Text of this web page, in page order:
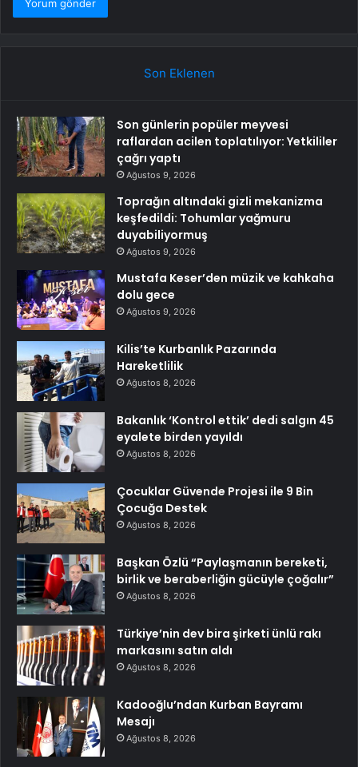
Son Eklenen
Son günlerin popüler meyvesi
raflardan acilen toplatılıyor: Yetkililer
çağrı yaptı
Ağustos 9, 2026
Toprağın altındaki gizli mekanizma
keşfedildi: Tohumlar yağmuru
duyabiliyormuş
Ağustos 9, 2026
Mustafa Keser’den müzik ve kahkaha
dolu gece
Ağustos 9, 2026
Kilis’te Kurbanlık Pazarında
Hareketlilik
Ağustos 8, 2026
Bakanlık ‘Kontrol ettik’ dedi salgın 45
eyalete birden yayıldı
Ağustos 8, 2026
Çocuklar Güvende Projesi ile 9 Bin
Çocuğa Destek
Ağustos 8, 2026
Başkan Özlü “Paylaşmanın bereketi,
birlik ve beraberliğin gücüyle çoğalır”
Ağustos 8, 2026
Türkiye’nin dev bira şirketi ünlü rakı
markasını satın aldı
Ağustos 8, 2026
Kadooğlu’ndan Kurban Bayramı
Mesajı
Ağustos 8, 2026